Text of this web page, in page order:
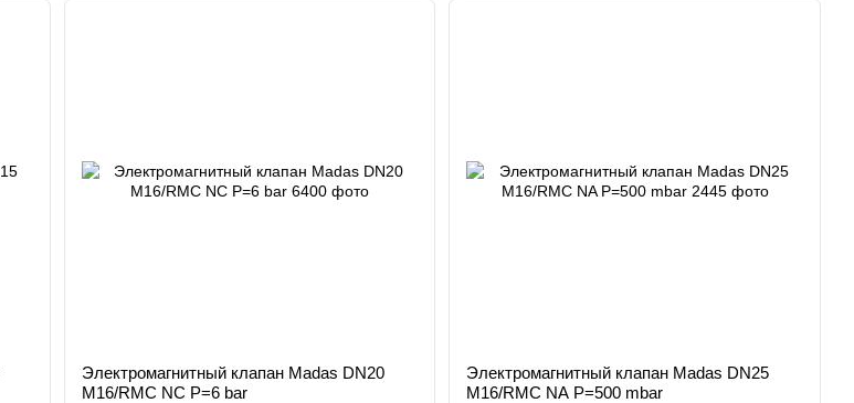
Электромагнитный клапан Madas DN20
M16/RMC NC Р=6 bar
Электромагнитный клапан Madas DN25
M16/RMC NA Р=500 mbar